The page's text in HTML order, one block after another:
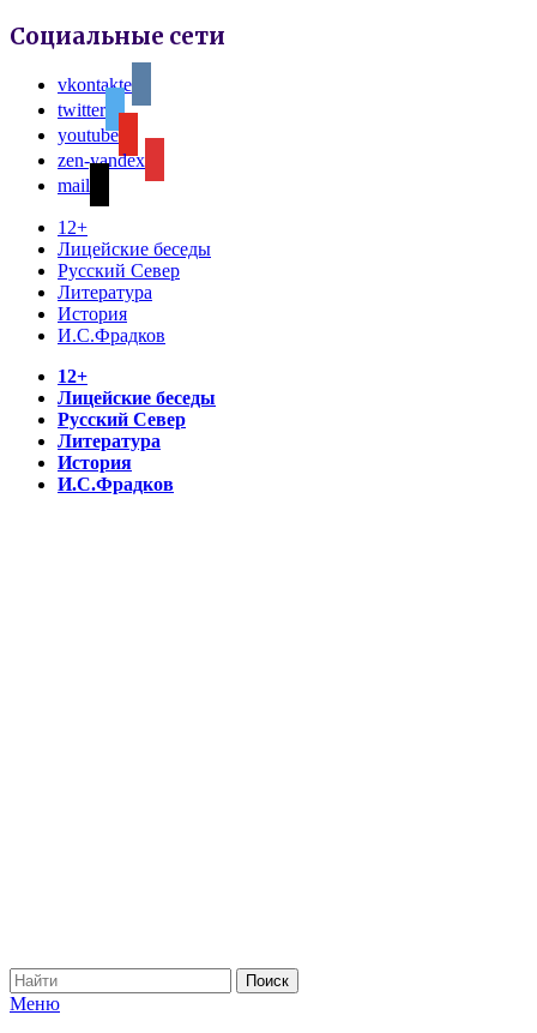
Социальные сети
vkontakte
twitter
youtube
zen-yandex
mail
12+
Лицейские беседы
Русский Север
Литература
История
И.С.Фрадков
12+
Лицейские беседы
Русский Север
Литература
История
И.С.Фрадков
Меню